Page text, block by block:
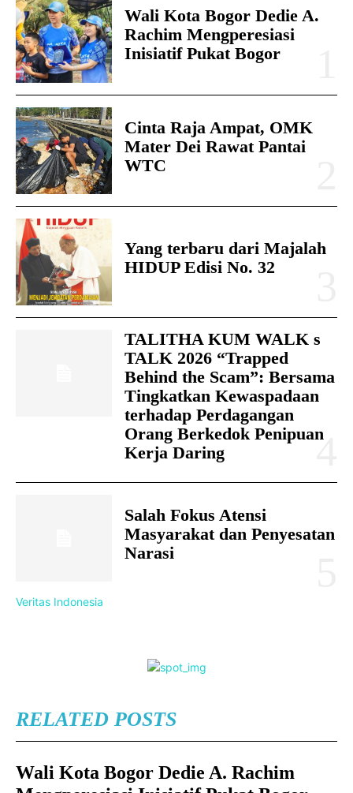
Wali Kota Bogor Dedie A.
Rachim Mengperesiasi
Inisiatif Pukat Bogor
Cinta Raja Ampat, OMK
Mater Dei Rawat Pantai
WTC
Yang terbaru dari Majalah
HIDUP Edisi No. 32
TALITHA KUM WALK s
TALK 2026 “Trapped
Behind the Scam”: Bersama
Tingkatkan Kewaspadaan
terhadap Perdagangan
Orang Berkedok Penipuan
Kerja Daring
Salah Fokus Atensi
Masyarakat dan Penyesatan
Narasi
Veritas Indonesia
RELATED POSTS
Wali Kota Bogor Dedie A. Rachim